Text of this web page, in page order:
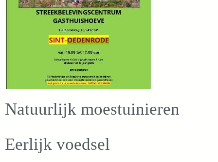
Natuurlijk moestuinieren
Eerlijk voedsel